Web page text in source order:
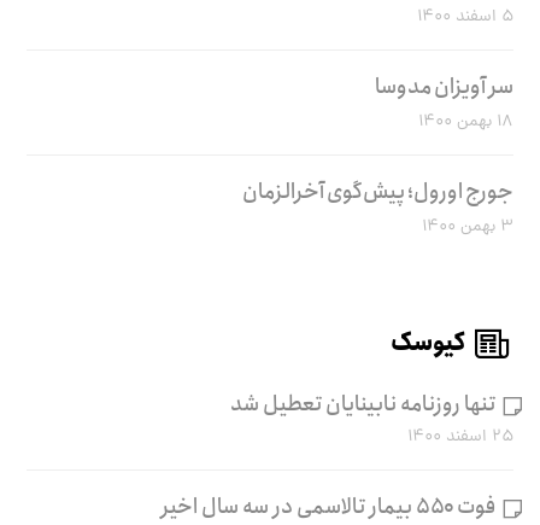
۵ اسفند ۱۴۰۰
سر آویزان مدوسا
۱۸ بهمن ۱۴۰۰
جورج اورول؛ پیش‌گوی آخرالزمان
۳ بهمن ۱۴۰۰
کیوسک
تنها روزنامه نابینایان تعطیل شد
۲۵ اسفند ۱۴۰۰
فوت ۵۵۰ بیمار تالاسمی در سه سال اخیر